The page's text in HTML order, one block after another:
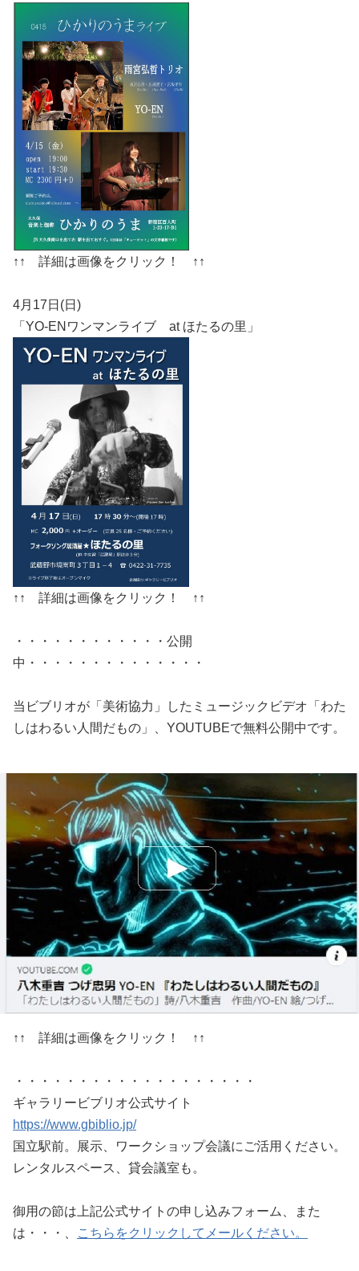
↑↑ 詳細は画像をクリック！ ↑↑
4月17日(日)
「YO-ENワンマンライブ at ほたるの里」
↑↑ 詳細は画像をクリック！ ↑↑
・・・・・・・・・・・・公開
中・・・・・・・・・・・・・・
当ビブリオが「美術協力」したミュージックビデオ「わた
しはわるい人間だもの」、YOUTUBEで無料公開中です。
↑↑ 詳細は画像をクリック！ ↑↑
・・・・・・・・・・・・・・・・・・・
ギャラリービブリオ公式サイト
https://www.gbiblio.jp/
国立駅前。展示、ワークショップ会議にご活用ください。
レンタルスペース、貸会議室も。
御用の節は上記公式サイトの申し込みフォーム、また
は・・・、
こちらをクリックしてメールください。